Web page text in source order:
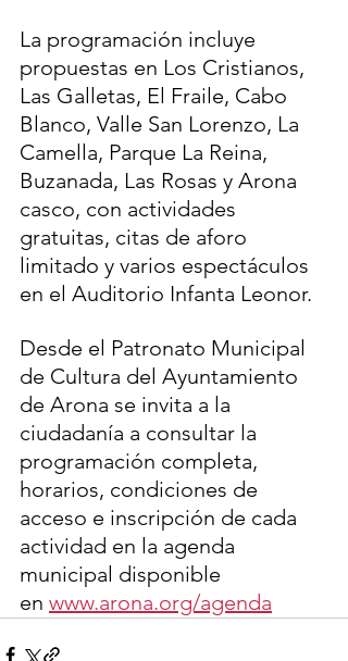
La programación incluye
propuestas en Los Cristianos,
Las Galletas, El Fraile, Cabo
Blanco, Valle San Lorenzo, La
Camella, Parque La Reina,
Buzanada, Las Rosas y Arona
casco, con actividades
gratuitas, citas de aforo
limitado y varios espectáculos
en el Auditorio Infanta Leonor.
Desde el Patronato Municipal
de Cultura del Ayuntamiento
de Arona se invita a la
ciudadanía a consultar la
programación completa,
horarios, condiciones de
acceso e inscripción de cada
actividad en la agenda
municipal disponible
en www.arona.org/agenda